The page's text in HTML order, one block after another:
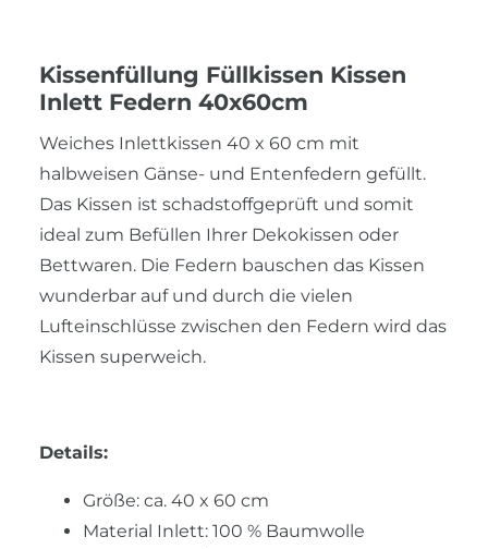
Kissenfüllung Füllkissen Kissen
Inlett Federn 40x60cm
Weiches Inlettkissen 40 x 60 cm mit
halbweisen Gänse- und Entenfedern gefüllt.
Das Kissen ist schadstoffgeprüft und somit
ideal zum Befüllen Ihrer Dekokissen oder
Bettwaren. Die Federn bauschen das Kissen
wunderbar auf und durch die vielen
Lufteinschlüsse zwischen den Federn wird das
Kissen superweich.
Details:
Größe: ca. 40 x 60 cm
Material Inlett: 100 % Baumwolle